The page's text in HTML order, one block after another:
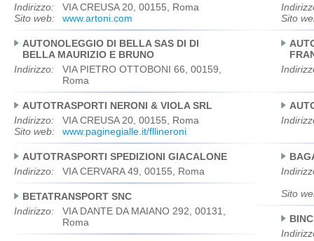
Indirizzo:
VIA CREUSA 20, 00155, Roma
Sito web:
www.artoni.com
Sito
AUTONOLEGGIO DI BELLA SAS DI DI
BELLA MAURIZIO E BRUNO
Indirizzo:
VIA PIETRO OTTOBONI 66, 00159,
Roma
AUTOTRASPORTI NERONI & VIOLA SRL
Indirizzo:
VIA CREUSA 20, 00155, Roma
Sito web:
www.paginegialle.it/fllineroni
AUTOTRASPORTI SPEDIZIONI GIACALONE
Indirizzo:
VIA CERVARA 49, 00155, Roma
Sito
BETATRANSPORT SNC
Indirizzo:
VIA DANTE DA MAIANO 292, 00131,
Roma